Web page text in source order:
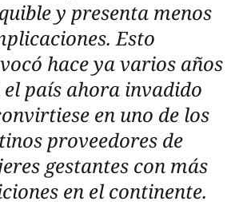
y presenta menos
Esto
hace ya varios años
el país ahora invadido
en uno de los
proveedores de
gestantes con más
en el continente.